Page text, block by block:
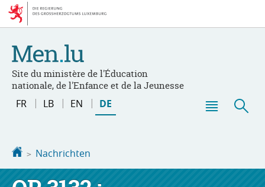
Zur
Navigation
Zum
Inhalt
Site du ministère de l'Éducation
nationale, de l'Enfance et de la Jeunesse
Changer
FR LB EN DE
Startseite
Nachrichten